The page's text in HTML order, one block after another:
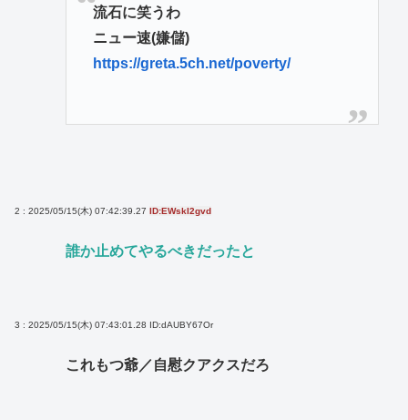
流石に笑うわ
ニュー速(嫌儲)
https://greta.5ch.net/poverty/
2 : 2025/05/15(木) 07:42:39.27 ID:EWskI2gvd
誰か止めてやるべきだったと
3 : 2025/05/15(木) 07:43:01.28 ID:dAUBY67Or
これもつ爺／自慰クアクスだろ